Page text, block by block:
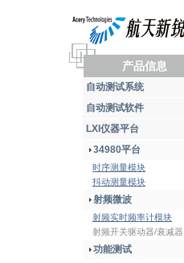
产品信息
自动测试系统
自动测试软件
LXI仪器平台
34980平台
时序测量模块
抖动测量模块
射频微波
射频实时频率计模块
射频开关驱动器/衰减器
功能测试